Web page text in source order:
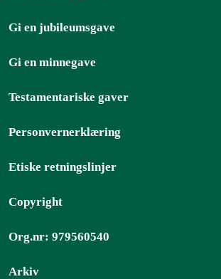
Gi en jubileumsgave
Gi en minnegave
Testamentariske gaver
Personvernerklæring
Etiske retningslinjer
Copyright
Org.nr: 979560540
Arkiv